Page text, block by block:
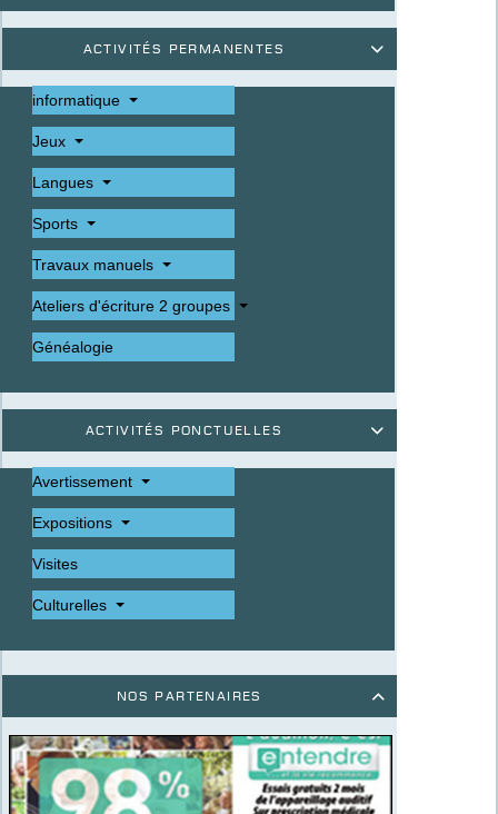

Activités permanentes
informatique
Jeux
Langues
Sports
Travaux manuels
Ateliers d'écriture 2 groupes
Généalogie

Activités ponctuelles
Avertissement
Expositions
Visites
Culturelles

Nos partenaires